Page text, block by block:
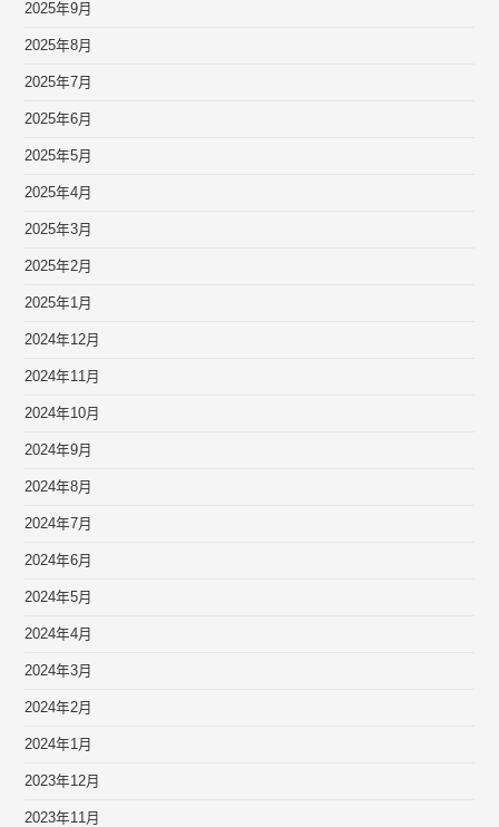
2025年9月
2025年8月
2025年7月
2025年6月
2025年5月
2025年4月
2025年3月
2025年2月
2025年1月
2024年12月
2024年11月
2024年10月
2024年9月
2024年8月
2024年7月
2024年6月
2024年5月
2024年4月
2024年3月
2024年2月
2024年1月
2023年12月
2023年11月